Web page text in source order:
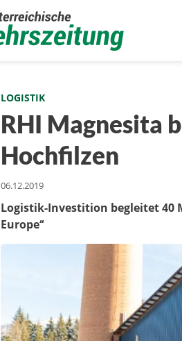
LOGISTIK
RHI Magnesita
Hochfilzen
06.12.2019
Logistik-Investition begleitet 40
Europe‘‘